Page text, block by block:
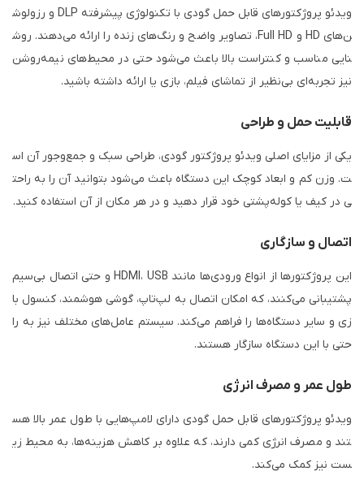
ویدئو پروژکتورهای قابل حمل گودی با تکنولوژی پیشرفته DLP و رزولوش
ن‌های HD و Full HD، تصاویر واضح و رنگ‌های زنده را ارائه می‌دهند. روش
نایی مناسب و کنتراست بالا باعث می‌شود حتی در محیط‌های نیمه‌روشن
نیز تجربه‌ای بی‌نظیر از تماشای فیلم، بازی یا ارائه داشته باشید.
قابلیت حمل و طراحی
یکی از مزایای اصلی ویدئو پروژکتور گودی، طراحی سبک و جمع‌وجور آن اس
ت. وزن کم و ابعاد کوچک این دستگاه باعث می‌شود بتوانید آن را به راحت
ی در کیف یا کوله‌پشتی خود قرار دهید و در هر مکان از آن استفاده کنید.
اتصال و سازگاری
این پروژکتورها از انواع ورودی‌ها مانند HDMI، USB و حتی اتصال بی‌سیم
پشتیبانی می‌کنند، که امکان اتصال به لپ‌تاپ، گوشی هوشمند، کنسول با
زی و سایر دستگاه‌ها را فراهم می‌کند. سیستم عامل‌های مختلف نیز به را
حتی با این دستگاه سازگار هستند.
طول عمر و مصرف انرژی
ویدئو پروژکتورهای قابل حمل گودی دارای لامپ‌هایی با طول عمر بالا هس
تند و مصرف انرژی کمی دارند، که علاوه بر کاهش هزینه‌ها، به محیط زی
ست نیز کمک می‌کند.